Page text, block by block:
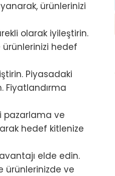
ürünlerinizi
olarak iyileştirin.
hedef
Piyasadaki
Fiyatlandırma
pazarlama ve
hedef kitlenize
elde edin.
ürünlerinizde ve